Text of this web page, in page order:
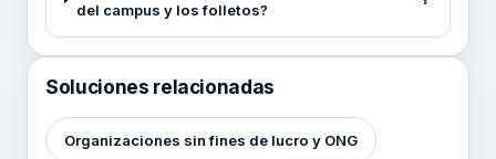
del campus y los folletos?
Soluciones relacionadas
Organizaciones sin fines de lucro y ONG